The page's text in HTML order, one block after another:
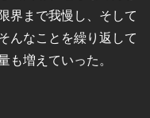
界まで我慢し、そして
んなことを繰り返して
も増えていった。